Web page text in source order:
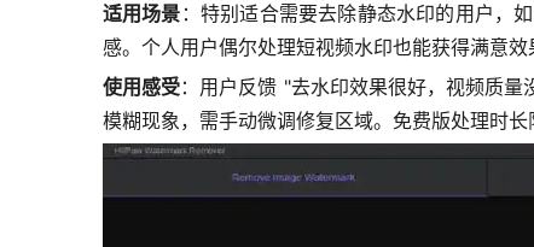
适用场景 ：特别适合需要去除静态水印的用户，
感。个人用户偶尔处理短视频水印也能获得满意效
使用感受：用户反馈 "去水印效果很好，视频质
模糊现象，需手动微调修复区域。免费版处理时